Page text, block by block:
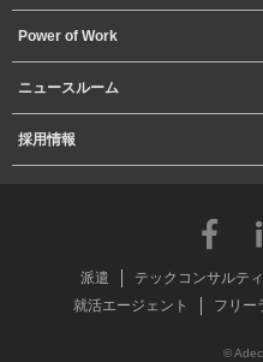
Power of Work
ニュースルーム
採用情報
派遣 テックコンサルテ
就活エージェント
フリー
©